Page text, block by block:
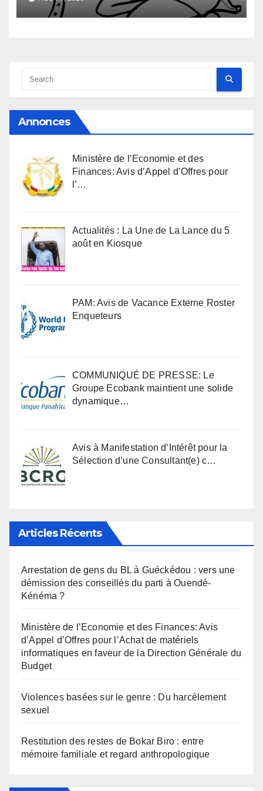
Annonces
Ministère de l’Economie et des
Finances: Avis d’Appel d’Offres pour
l’…
Actualités : La Une de La Lance du 5
août en Kiosque
PAM: Avis de Vacance Externe Roster
Enqueteurs
COMMUNIQUÉ DE PRESSE: Le
Groupe Ecobank maintient une solide
dynamique…
Avis à Manifestation d’Intérêt pour la
Sélection d’une Consultant(e) c…
Articles Récents
Arrestation de gens du BL à Guéckédou : vers une
démission des conseillés du parti à Ouendé-
Kénéma ?
Ministère de l’Economie et des Finances: Avis
d’Appel d’Offres pour l’Achat de matériels
informatiques en faveur de la Direction Générale du
Budget
Violences basées sur le genre : Du harcèlement
sexuel
Restitution des restes de Bokar Biro : entre
mémoire familiale et regard anthropologique